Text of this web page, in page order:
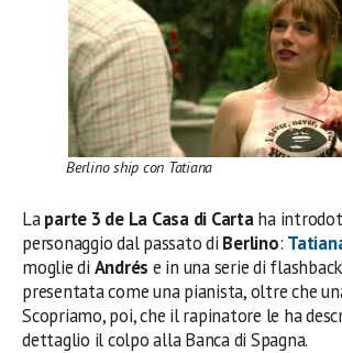
Berlino ship con Tatiana
Laparte 3 de La Casa di Cartaha
personaggio dal passato di Berlino:
moglie di Andrés e in una serie di
presentata come una pianista, oltre che
Scopriamo, poi, che il rapinatore le ha
dettaglio il colpo alla Banca di Spagna.